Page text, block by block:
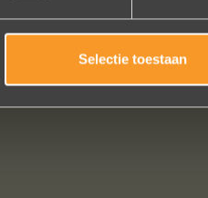
Selectie toestaan